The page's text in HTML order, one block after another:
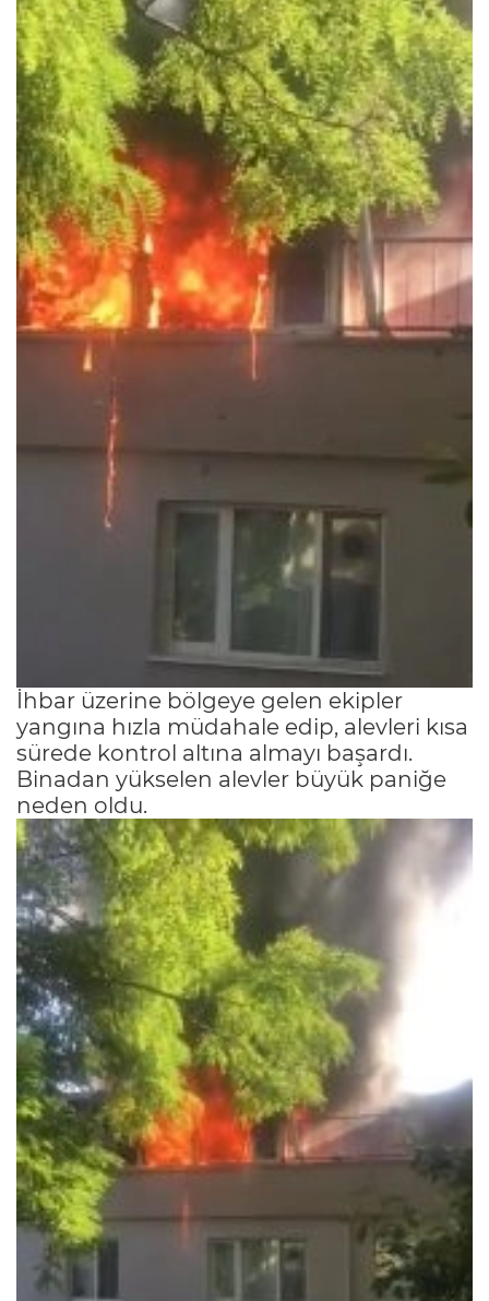
İhbar üzerine bölgeye gelen ekipler
yangına hızla müdahale edip, alevleri kısa
sürede kontrol altına almayı başardı.
Binadan yükselen alevler büyük paniğe
neden oldu.